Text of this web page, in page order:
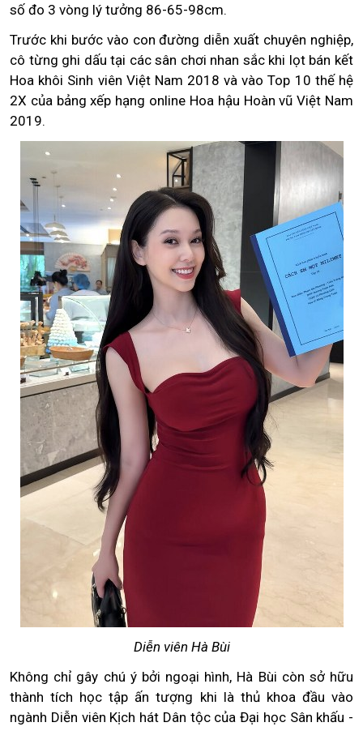
số đo 3 vòng lý tưởng 86-65-98cm.
Trước khi bước vào con đường diễn xuất chuyên nghiệp,
cô từng ghi dấu tại các sân chơi nhan sắc khi lọt bán kết
Hoa khôi Sinh viên Việt Nam 2018 và vào Top 10 thế hệ
2X của bảng xếp hạng online Hoa hậu Hoàn vũ Việt Nam
2019.
Diễn viên Hà Bùi
Không chỉ gây chú ý bởi ngoại hình, Hà Bùi còn sở hữu
thành tích học tập ấn tượng khi là thủ khoa đầu vào
ngành Diễn viên Kịch hát Dân tộc của Đại học Sân khấu -